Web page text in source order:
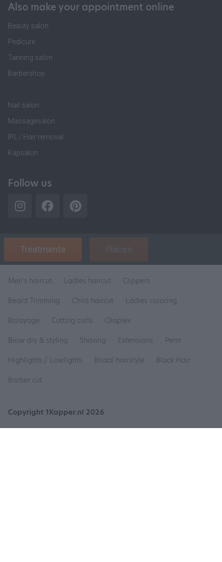
Also make your appointment online
Beauty salon
Pedicure
Tanning salon
Barbershop
Nail salon
Massagesalon
IPL / Hair removal
Kapsalon
Follow us
Treatments Places
Men's haircut Ladies haircut
Clippers
Beard Trimming
Child haircut
Ladies coloring
Balayage
Cutting curls
Olaplex
Blow dry & styling
Shaving Extensions
Perm
Highlights / Lowlights
Bridal hairstyle
Black Hair
Barber cut
Copyright 1Kapper.nl 2026